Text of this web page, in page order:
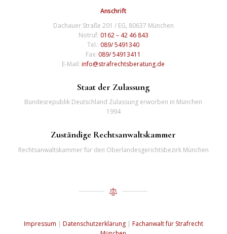
Anschrift
Dachauer Straße 201 / EG, 80637 München
Notruf: 0162 – 42 46 843
Tel.: 089/ 5491340
Fax: 089/ 54913411
E-Mail:info@strafrechtsberatung.de
Staat der Zulassung
Bundesrepublik Deutschland Zulassung erworben in München
1994
Zuständige Rechtsanwaltskammer
Rechtsanwaltskammer für den Oberlandesgerichtsbezirk München
Impressum | Datenschutzerklärung| Fachanwalt für Strafrecht